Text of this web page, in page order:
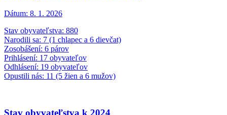
Dátum: 8. 1. 2026
Stav obyvateľstva: 880
Narodili sa: 7 (1 chlapec a 6 dievčat)
Zosobášení: 6 párov
Prihlásení: 17 obyvateľov
Odhlásení: 19 obyvateľov
Opustili nás: 11 (5 žien a 6 mužov)
Stav obyvateľstva k 2024